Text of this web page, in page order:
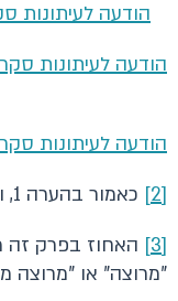
הודעה לעיתונות סקר 2019-
הודעה לעיתונות
הודעה לעיתונות סקר 2021
[2]
כאמור בהערה 1, ובסיכום עד 20 עובדים.
[3]
האחוז בפרק
"מרוצה" או "מרוצה